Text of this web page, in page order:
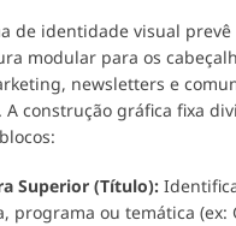
de identidade visual prevê
modular para os
newsletters e
A construção gráfica fixa
Superior (Título):
programa ou temática (ex: